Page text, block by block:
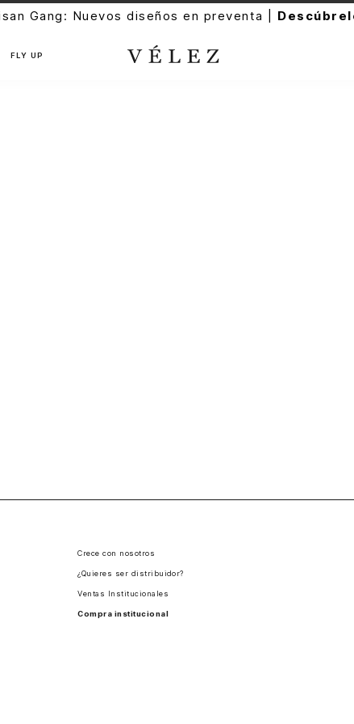
Gang: Nuevos diseños en preventa |
FLY UP
Crece con nosotros
¿Quieres ser distribuidor?
Ventas Institucionales
Compra institucional